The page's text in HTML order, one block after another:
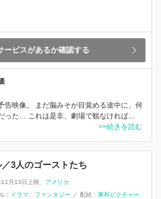
ービスがあるか確認する
告映像。 まだ脳みそが目覚める途中に、何
った… これは是非、劇場で観なければ…
>>続きを読む
3人のゴーストたち
月13日上映
アメリカ
：
ドラマ ファンタジー ／ 配給： 東和ピクチャー